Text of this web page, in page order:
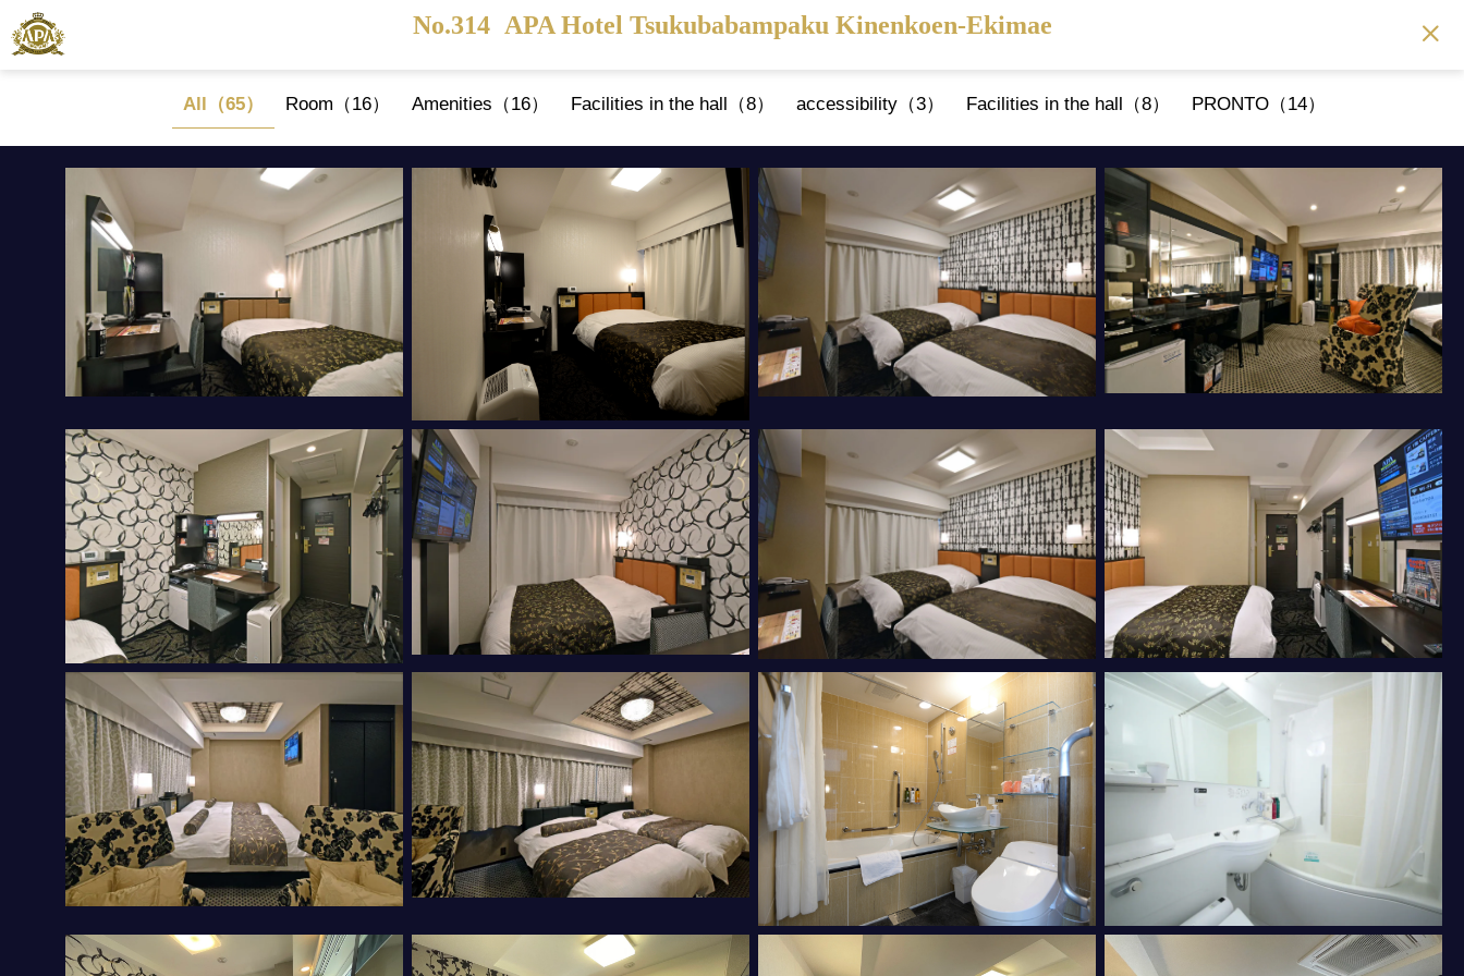
No.314 APA Hotel Tsukubabampaku Kinenkoen-Ekimae
All（65） Room（16） Amenities（16） Facilities in the hall（8） accessibility（3） Facilities in the hall（8） PRONTO（14）